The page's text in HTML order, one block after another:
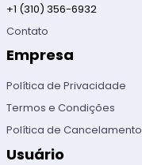
+1 (310) 356-6932
Contato
Empresa
Política de Privacidade
Termos e Condições
Política de Cancelamento
Usuário